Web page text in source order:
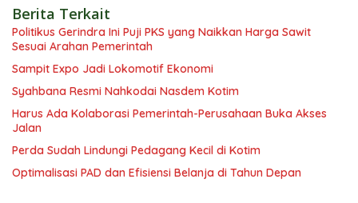
Berita Terkait
Politikus Gerindra Ini Puji PKS yang Naikkan Harga Sawit
Sesuai Arahan Pemerintah
Sampit Expo Jadi Lokomotif Ekonomi
Syahbana Resmi Nahkodai Nasdem Kotim
Harus Ada Kolaborasi Pemerintah-Perusahaan Buka Akses
Jalan
Perda Sudah Lindungi Pedagang Kecil di Kotim
Optimalisasi PAD dan Efisiensi Belanja di Tahun Depan